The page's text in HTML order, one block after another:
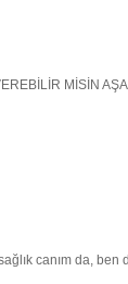
MİSİN
canım da,